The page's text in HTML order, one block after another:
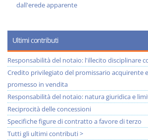
dall'erede apparente
Ultimi contributi
Responsabilità del notaio: l'illecito disciplinare
Credito privilegiato del promissario acquirente
promesso in vendita
Responsabilità del notaio: natura giuridica e
Reciprocità delle concessioni
Specifiche figure di contratto a favore di terzo
Tutti gli ultimi contributi >